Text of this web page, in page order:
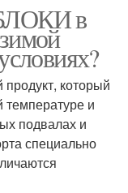
в
который
температуре и
подвалах и
специально